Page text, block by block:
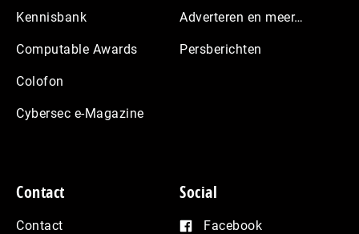
Kennisbank
Computable Awards
Colofon
Cybersec e-Magazine
Adverteren en meer…
Persberichten
Contact
Contact
Social
Facebook